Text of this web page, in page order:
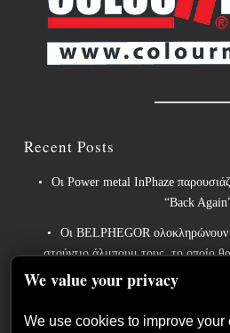
Recent Posts
Οι Power metal InPhaze
“Back
Οι BELPHEGOR ολοκληρώνουν
στούντιο άλμπουμ τους, το οποίο
Οι θρύλοι του heavy metal
We value your privacy
We use cookies to improve